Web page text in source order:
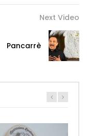
Next Video
Pancarrè